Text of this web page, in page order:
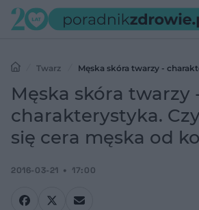
Twarz
Męska skóra twarzy -
cera męska od kobiecej?
Męska skóra twarzy
charakterystyka.
się cera męska od
2016-03-21 17:00